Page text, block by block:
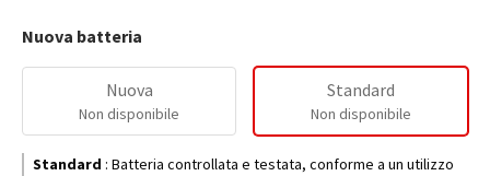
Nuova batteria
Nuova
Non disponibile
Standard
Non disponibile
Standard : Batteria controllata e testata, conforme a un utilizzo